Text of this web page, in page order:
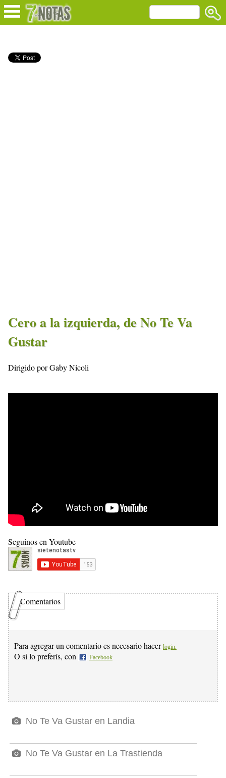
Cero a la izquierda, de No Te Va
Gustar
Dirigido por Gaby Nicoli
Seguinos en Youtube
Comentarios
Para agregar un comentario es necesario hacer login.
O si lo preferís, con Facebook
No Te Va Gustar en Landia
No Te Va Gustar en La Trastienda